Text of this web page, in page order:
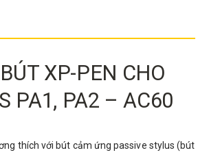
XP-PEN CHO
PA1, PA2 – AC60
thích với bút cảm ứng passive stylus (bút